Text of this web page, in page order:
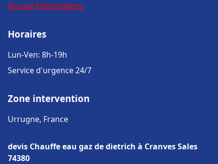
Accueil Informations
Horaires
Lun-Ven: 8h-19h
Service d'urgence 24/7
Zone intervention
Urrugne, France
devis Chauffe eau gaz de dietrich à Cranves Sales
74380